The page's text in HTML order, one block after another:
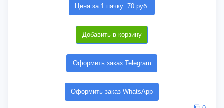
Цена за 1 пачку: 70 руб.
Добавить в корзину
Оформить заказ Telegram
Оформить заказ WhatsApp